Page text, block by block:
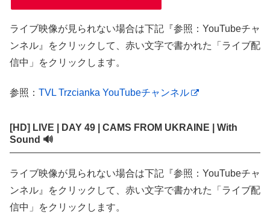
ライブ映像が見られない場合は下記『参照：YouTubeチャ
ンネル』をクリックして、赤い文字で書かれた「ライブ配
信中」をクリックします。
参照： TVL Trzcianka YouTubeチャンネル
[HD] LIVE | DAY 49 | CAMS FROM UKRAINE | With
Sound 🔊
ライブ映像が見られない場合は下記『参照：YouTubeチャ
ンネル』をクリックして、赤い文字で書かれた「ライブ配
信中」をクリックします。